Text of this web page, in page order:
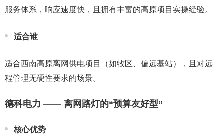
服务体系，响应速度快，且拥有丰富的高原项目实操经验。
适合谁
适合西南高原离网供电项目（如牧区、偏远基站），且对远
程管理无硬性要求的场景。
德科电力 —— 离网路灯的“预算友好型”
核心优势